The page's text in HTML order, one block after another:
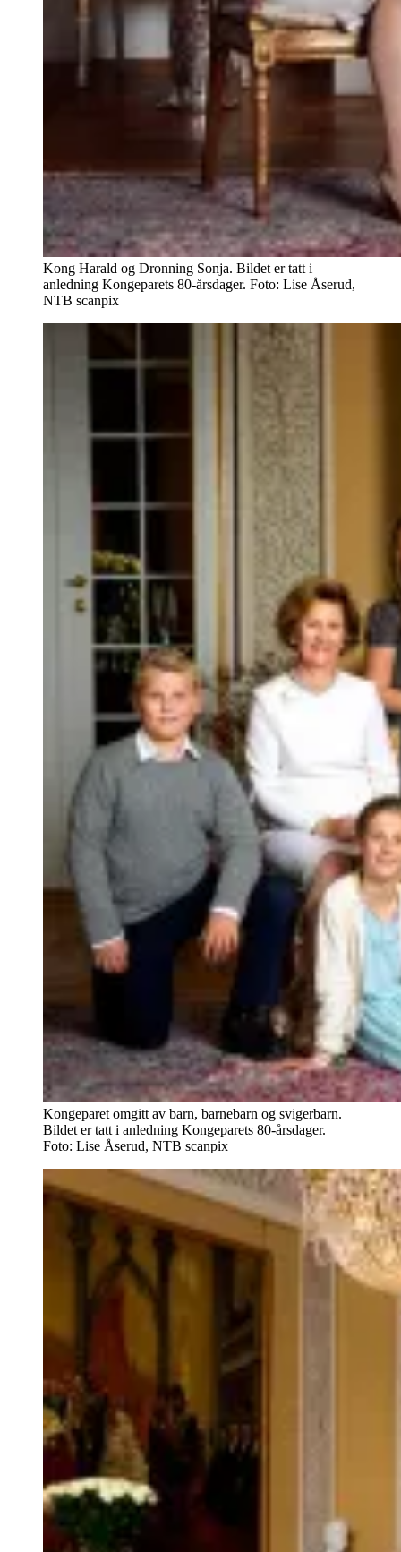
Kong Harald og Dronning Sonja. Bildet er tatt i
anledning Kongeparets 80-årsdager. Foto: Lise Åserud,
NTB scanpix
Kongeparet omgitt av barn, barnebarn og svigerbarn.
Bildet er tatt i anledning Kongeparets 80-årsdager.
Foto: Lise Åserud, NTB scanpix